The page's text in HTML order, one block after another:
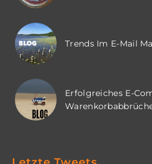
Trends Im E-Mail
Erfolgreiches E-